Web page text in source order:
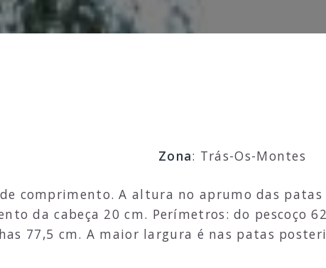
Zona: Trás-Os-Montes
comprimento. A altura no aprumo das
da cabeça 20 cm. Perímetros: do pescoço
77,5 cm. A maior largura é nas patas